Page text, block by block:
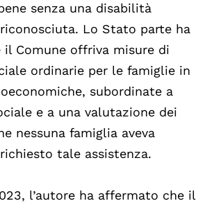
senza una disabilità
Lo Stato parte ha
il Comune offriva misure di
ordinarie per le famiglie in
subordinate a
e a una valutazione dei
nessuna famiglia aveva
tale assistenza.
l’autore ha affermato che il